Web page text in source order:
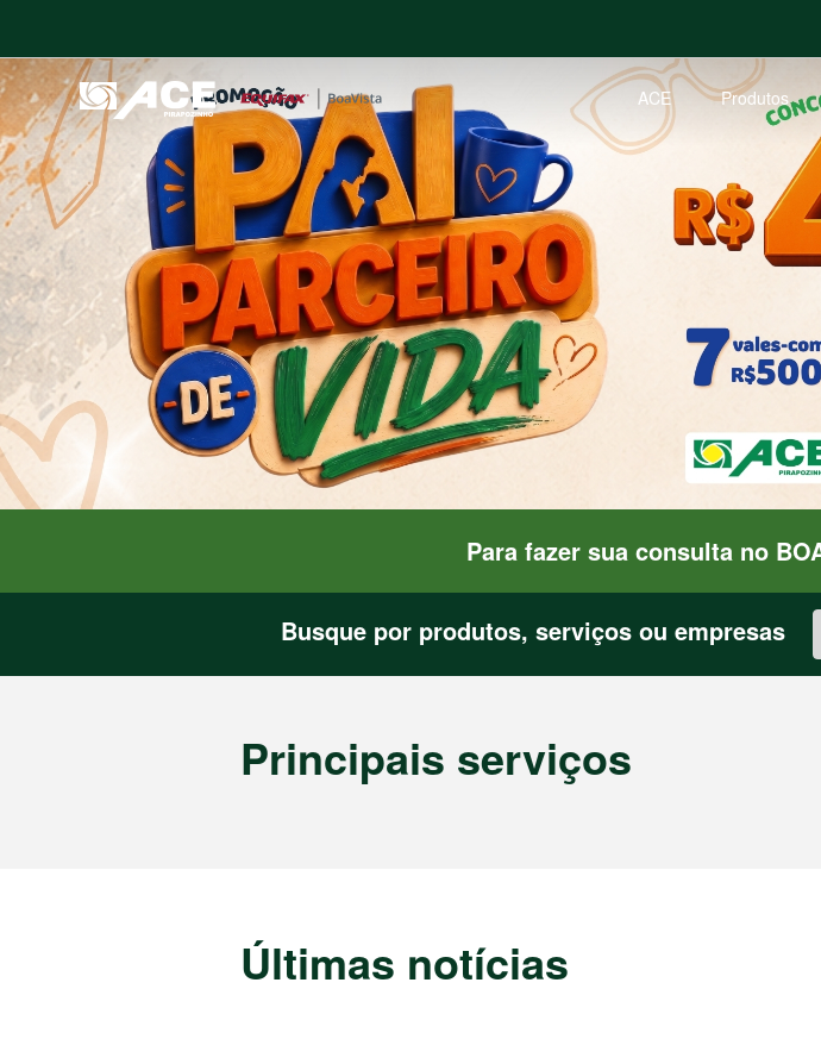
ACE Produtos
Para fazer sua consulta no
Busque por produtos, serviços ou empresas
Principais serviços
Últimas notícias